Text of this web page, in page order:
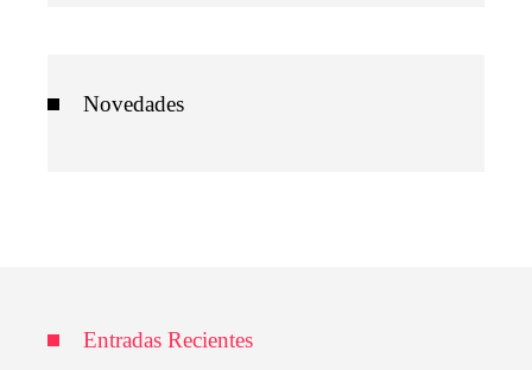
Novedades
Entradas Recientes